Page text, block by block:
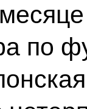
по